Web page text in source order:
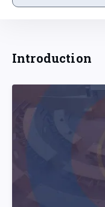
Introduction